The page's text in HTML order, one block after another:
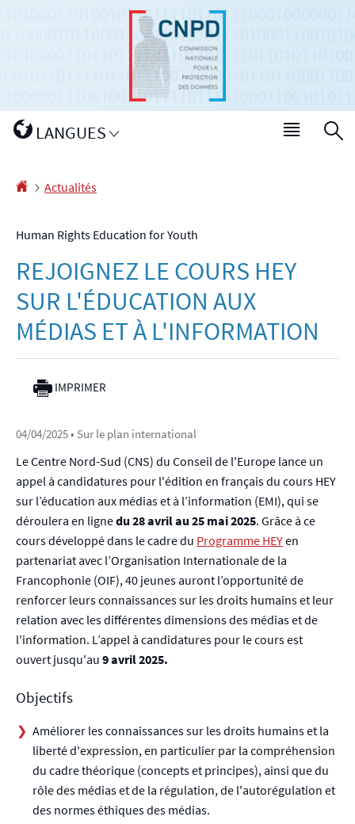
Changer
LANGUES
Menu
Accueil
Actualités
Human Rights Education for Youth
REJOIGNEZ LE COURS HEY
SUR L'ÉDUCATION AUX
MÉDIAS ET À L'INFORMATION
IMPRIMER
04/04/2025• Sur le plan international
Le Centre Nord-Sud (CNS) du Conseil de l'Europe lance un
appel à candidatures pour l'édition en français du cours HEY
sur l’éducation aux médias et à l’information (EMI), qui se
déroulera en lignedu 28 avril au 25 mai 2025. Grâce à ce
cours développé dans le cadre du Programme HEYen
partenariat avec l’Organisation Internationale de la
Francophonie (OIF), 40 jeunes auront l’opportunité de
renforcer leurs connaissances sur les droits humains et leur
relation avec les différentes dimensions des médias et de
l'information. L’appel à candidatures pour le cours est
ouvert jusqu'au 9 avril 2025.
Objectifs
Améliorer les connaissances sur les droits humains et la
liberté d'expression, en particulier par la compréhension
du cadre théorique (concepts et principes), ainsi que du
rôle des médias et de la régulation, de l'autorégulation et
des normes éthiques des médias.